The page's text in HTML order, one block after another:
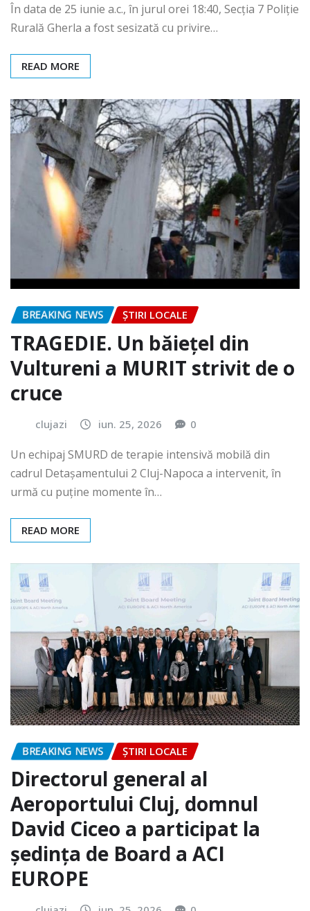
În data de 25 iunie a.c., în jurul orei 18:40, Secția 7 Poliție
Rurală Gherla a fost sesizată cu privire…
READ MORE
BREAKING NEWS ȘTIRI LOCALE
TRAGEDIE. Un băiețel din
Vultureni a MURIT strivit de o
cruce
clujazi iun. 25, 2026 0
Un echipaj SMURD de terapie intensivă mobilă din
cadrul Detașamentului 2 Cluj-Napoca a intervenit, în
urmă cu puține momente în…
READ MORE
BREAKING NEWS ȘTIRI LOCALE
Directorul general al
Aeroportului Cluj, domnul
David Ciceo a participat la
ședința de Board a ACI
EUROPE